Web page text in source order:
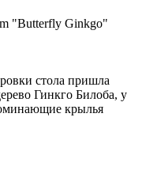
"Butterfly Ginkgo"
стола пришла
Гинкго Билоба, у
крылья